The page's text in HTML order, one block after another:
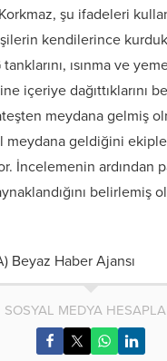
şu ifadeleri
kendilerince
ısınma ve
içeriye dağıttıklarını
meydana gelmiş
meydana geldiğini
İncelemenin ardından
belirlemiş
Beyaz Haber Ajansı
MEDYA